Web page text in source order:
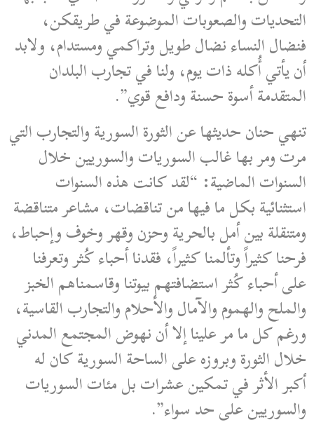
التحديات والصعوبات الموضوعة في طريقكن،
فنضال النساء نضال طويل وتراكمي ومستدام، ولابد
أن يأتي أُكله ذات يوم، ولنا في تجارب البلدان
المتقدمة أسوة حسنة ودافع قوي”.
تنهي حنان حديثها عن الثورة السورية والتجارب التي
مرت ومر بها غالب السوريات والسوريين خلال
السنوات الماضية: “لقد كانت هذه السنوات
استثنائية بكل ما فيها من تناقضات، مشاعر متناقضة
ومتنقلة بين أمل بالحرية وحزن وقهر وخوف وإحباط،
فرحنا كثيراً وتألمنا كثيراً، فقدنا أحباء كُثر وتعرفنا
على أحباء كُثر استضافتهم بيوتنا وقاسمناهم الخبز
والملح والهموم والآمال والأحلام والتجارب القاسية،
ورغم كل ما مر علينا إلا أن نهوض المجتمع المدني
خلال الثورة وبروزه على الساحة السورية كان له
أكبر الأثر في تمكين عشرات بل مئات السوريات
والسوريين على حد سواء”.